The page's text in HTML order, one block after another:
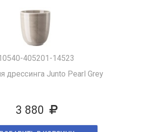
405201-14523
дрессинга Junto Pearl Grey
3 880